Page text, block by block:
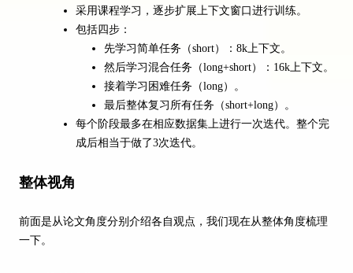
采用课程学习，逐步扩展上下文窗口进行训练。
包括四步：
先学习简单任务（short）：8k上下文。
然后学习混合任务（long+short）：16k上下文。
接着学习困难任务（long）。
最后整体复习所有任务（short+long）。
每个阶段最多在相应数据集上进行一次迭代。整个完
成后相当于做了3次迭代。
整体视角
前面是从论文角度分别介绍各自观点，我们现在从整体角度梳理
一下。